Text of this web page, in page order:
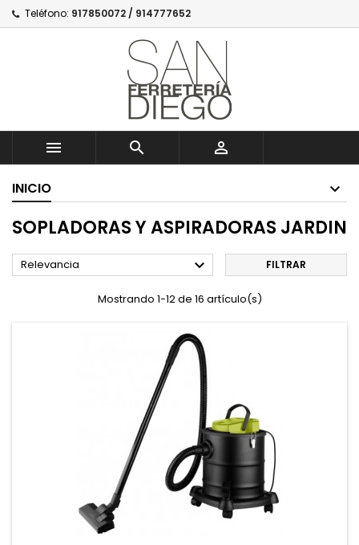
Teléfono: 917850072 / 914777652
  
INICIO
SOPLADORAS Y ASPIRADORAS JARDIN
Relevancia  FILTRAR
Mostrando 1-12 de 16 artículo(s)